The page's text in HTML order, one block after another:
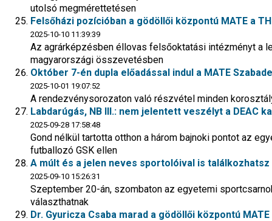
utolsó megmérettetésen
Felsőházi pozícióban a gödöllői központú MATE a
2025-10-10 11:39:39
Az agrárképzésben éllovas felsőoktatási intézményt a
magyarországi összevetésben
Október 7-én dupla előadással indul a MATE
2025-10-01 19:07:52
A rendezvénysorozaton való részvétel minden
Labdarúgás, NB III.: nem jelentett veszélyt a DEAC
2025-09-28 17:58:48
Gond nélkül tartotta otthon a három bajnoki pontot az
futballozó GSK ellen
A múlt és a jelen neves sportolóival is találkozhatsz
2025-09-10 15:26:31
Szeptember 20-án, szombaton az egyetemi
választhatnak
Dr. Gyuricza Csaba marad a gödöllői központú